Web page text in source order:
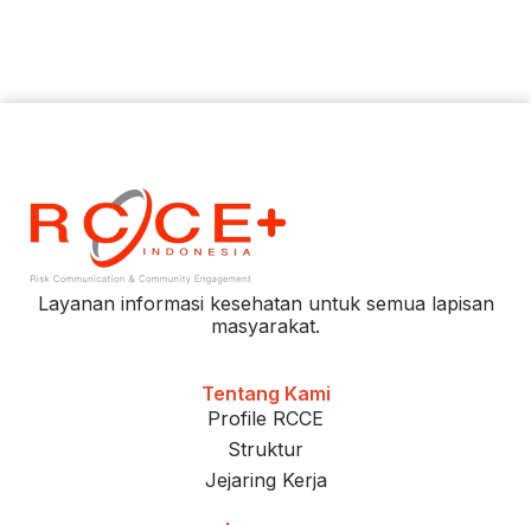
Layanan informasi kesehatan untuk semua lapisan
masyarakat.
Tentang Kami
Profile RCCE
Struktur
Jejaring Kerja